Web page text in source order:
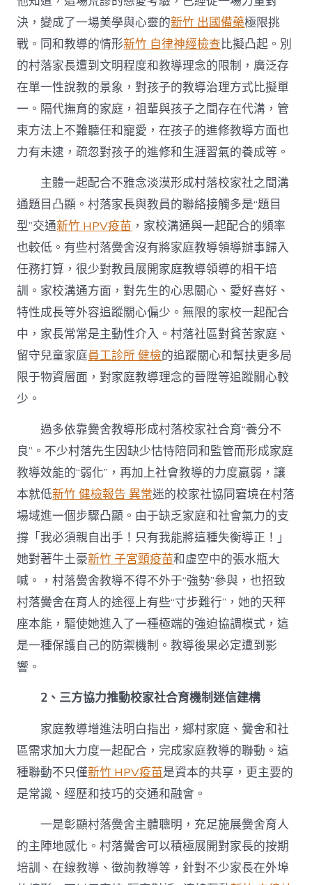
決，變成了一場美學與心靈的新竹 出國備藥極限挑
戰。同和教導的情形新竹 自律神經檢查比擬凸起。別
的村落家長遭到文明程度和教導理念的限制，廣泛存
在單一性說教的景象，對孩子的教導治理方式比擬單
一。隔代撫育的家庭，祖輩與孩子之間存在代溝，管
束方法上不難聽任和寵愛，在孩子的進修教導方面也
力有未逮，疏忽對孩子的進修和生涯習氣的養成等。
主體一起配合不雅念淡漠形成村落校家社之間溝
通題目凸顯。村落家長與教員的聯絡接觸多是“題目
型”交通新竹 HPV疫苗 ，家校溝通與一起配合的頻率
也較低。有些村落黌舍沒有將家庭教導領導辦事歸入
任務打算，很少對教員展開家庭教導領導的相干培
訓。家校溝通方面，對先生的心思關心、愛好喜好、
特性成長等外容追蹤關心偏少。無限的家校一起配合
中，家長常常是主動性介入。村落社區對貧苦家庭、
留守兒童家庭員工診所 健檢的追蹤關心和幫扶更多局
限于物資層面，對家庭教導理念的晉陞等追蹤關心較
少。
過多依靠黌舍教導形成村落校家社合育“養分不
良”。不少村落先生因缺少怙恃陪同和監管而形成家庭
教導效能的“弱化”，再加上社會教導的力度羸弱，讓
本就低新竹 健檢報告 異常迷的校家社協同窘境在村落
場域進一個步驟凸顯。由于缺乏家庭和社會氣力的支
撐「我必須親自出手！只有我能將這種失衡導正！」
她對著牛土豪新竹 子宮頸疫苗和虛空中的張水瓶大
喊。，村落黌舍教導不得不外于“強勢”參與，也招致
村落黌舍在育人的途徑上有些“寸步難行”，她的天秤
座本能，驅使她進入了一種極端的強迫協調模式，這
是一種保護自己的防禦機制。教導後果必定遭到影
響。
2、三方協力推動校家社合育機制迷信建構
家庭教導增進法明白指出，鄉村家庭、黌舍和社
區需求加大力度一起配合，完成家庭教導的聯動。這
種聯動不只僅新竹 HPV疫苗是資本的共享，更主要的
是常識、經歷和技巧的交通和融會。
一是彰顯村落黌舍主體聰明，充足施展黌舍育人
的主陣地感化。村落黌舍可以積極展開對家長的按期
培訓、在線教導、徵詢教導等，針對不少家長在外埠